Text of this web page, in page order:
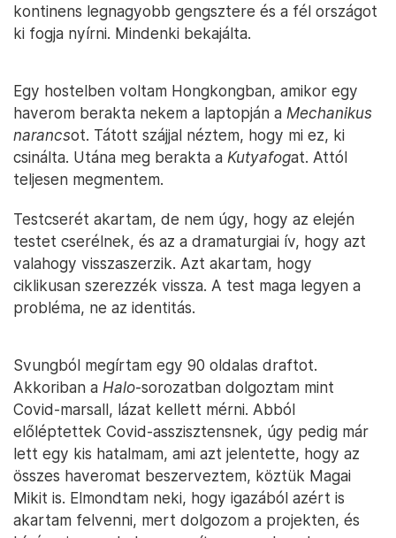
kontinens legnagyobb gengsztere és a fél országot
ki fogja nyírni. Mindenki bekajálta.
Egy hostelben voltam Hongkongban, amikor egy
haverom berakta nekem a laptopján a Mechanikus
narancsot. Tátott szájjal néztem, hogy mi ez, ki
csinálta. Utána meg berakta a Kutyafogat. Attól
teljesen megmentem.
Testcserét akartam, de nem úgy, hogy az elején
testet cserélnek, és az a dramaturgiai ív, hogy azt
valahogy visszaszerzik. Azt akartam, hogy
ciklikusan szerezzék vissza. A test maga legyen a
probléma, ne az identitás.
Svungból megírtam egy 90 oldalas draftot.
Akkoriban a Halo-sorozatban dolgoztam mint
Covid-marsall, lázat kellett mérni. Abból
előléptettek Covid-asszisztensnek, úgy pedig már
lett egy kis hatalmam, ami azt jelentette, hogy az
összes haveromat beszerveztem, köztük Magai
Mikit is. Elmondtam neki, hogy igazából azért is
akartam felvenni, mert dolgozom a projekten, és